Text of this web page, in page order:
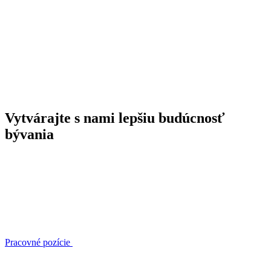
Vytvárajte s nami lepšiu budúcnosť
bývania
Pracovné pozície